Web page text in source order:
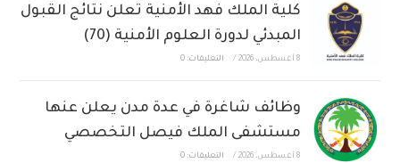
كلية الملك فهد الأمنية تعلن نتائج القبول
المبدئي لدورة العلوم الأمنية (70)
8 أغسطس، 2026 / التعليقات: 0
وظائف شاغرة في عدة مدن يعلن عنها
مستشفى الملك فيصل التخصصي
8 أغسطس، 2026 / التعليقات: 0